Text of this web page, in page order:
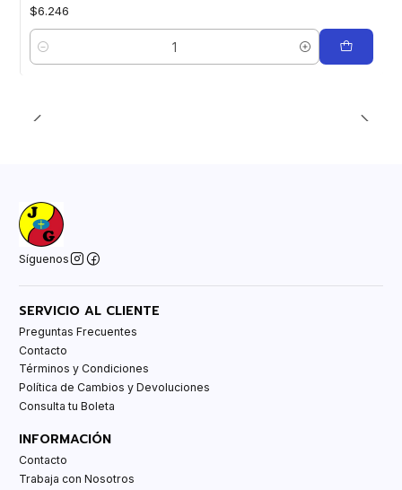
$6.246
Cantidad
Síguenos
SERVICIO AL CLIENTE
Preguntas Frecuentes
Contacto
Términos y Condiciones
Política de Cambios y Devoluciones
Consulta tu Boleta
INFORMACIÓN
Contacto
Trabaja con Nosotros